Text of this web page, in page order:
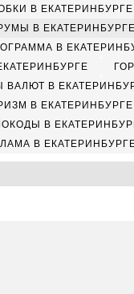
В ЕКАТЕРИНБУРГЕ
В ЕКАТЕРИНБУРГЕ
В
ВАЛЮТ В
В ЕКАТЕРИНБУРГЕ
В
В